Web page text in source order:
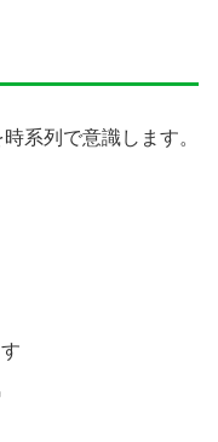
系列で意識します。